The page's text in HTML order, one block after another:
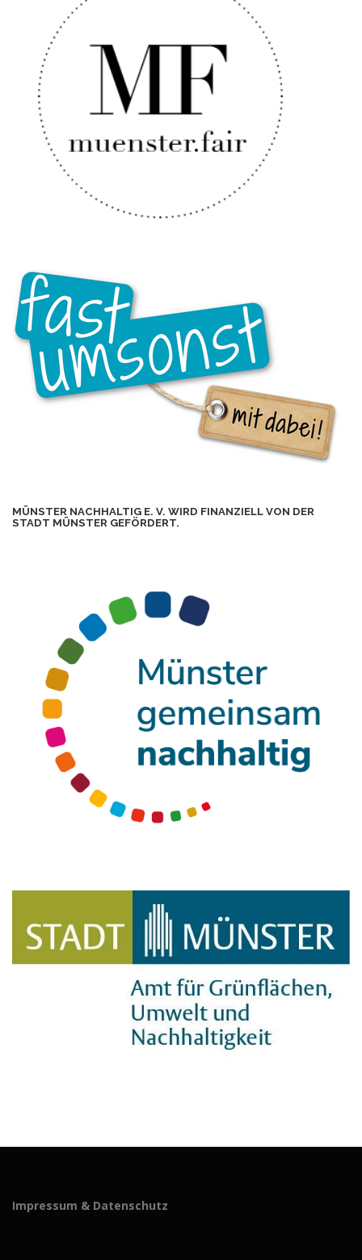
MÜNSTER NACHHALTIG E. V. WIRD FINANZIELL VON DER
STADT MÜNSTER GEFÖRDERT.
Impressum & Datenschutz